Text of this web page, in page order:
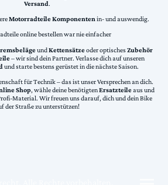
Versand.
Motorradteile Komponentenin- und auswendig.
online bestellen war nie einfacher
undKettensätzeoder optischesZubehör
– wir sind dein Partner. Verlasse dich auf unseren
und starte bestens gerüstet in die nächste Saison.
für Technik – das ist unser Versprechen an dich.
Shop, wähle deine benötigtenErsatzteileaus und
Material. Wir freuen uns darauf, dich und dein Bike
der Straße zu unterstützen!